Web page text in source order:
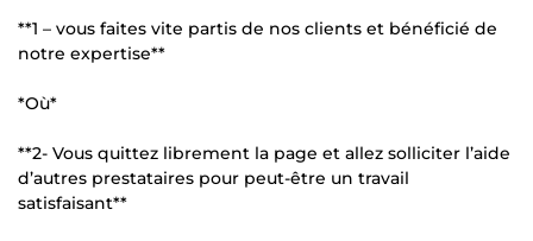
**1 – vous faites vite partis de nos clients et bénéficié de
notre expertise**
*Où*
**2- Vous quittez librement la page et allez solliciter l’aide
d’autres prestataires pour peut-être un travail
satisfaisant**